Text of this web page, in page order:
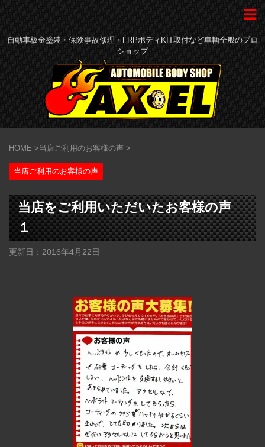
自動車板金塗装・保険事故修理・FRPボディKIT取付など車輌全般のプロ
ショップ
HOME >当店ご利用のお客様の声 >
当店ご利用のお客様の声
当店をご利用いただいたお客様の声
１
更新日： 2016年4月22日